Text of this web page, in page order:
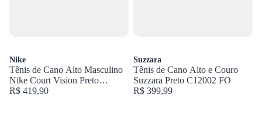
Nike
Tênis de Cano Alto Masculino
Nike Court Vision Preto
DN3577-001
R$ 419,90
Suzzara
Tênis de Cano Alto e Couro
Suzzara Preto C12002 FO
R$ 399,99